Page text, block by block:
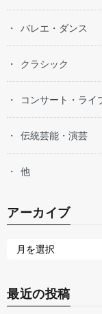
バレエ・ダンス
クラシック
コンサート・ライ
伝統芸能・演芸
他
アーカイブ
最近の投稿